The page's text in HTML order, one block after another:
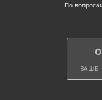
стальных
рамных
По
ВАШЕ